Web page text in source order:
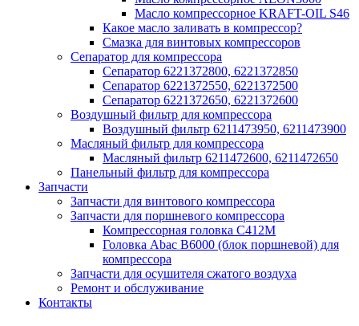
Масло компрессорное KRAFT-OIL S46
Какое масло заливать в компрессор?
Смазка для винтовых компрессоров
Сепаратор для компрессора
Сепаратор 6221372800, 6221372850
Сепаратор 6221372550, 6221372500
Сепаратор 6221372650, 6221372600
Воздушный фильтр для компрессора
Воздушный фильтр 6211473950, 6211473900
Масляный фильтр для компрессора
Масляный фильтр 6211472600, 6211472650
Панельный фильтр для компрессора
Запчасти
Запчасти для винтового компрессора
Запчасти для поршневого компрессора
Компрессорная головка С412М
Головка Abac B6000 (блок поршневой) для
компрессора
Запчасти для осушителя сжатого воздуха
Ремонт и обслуживание
Контакты